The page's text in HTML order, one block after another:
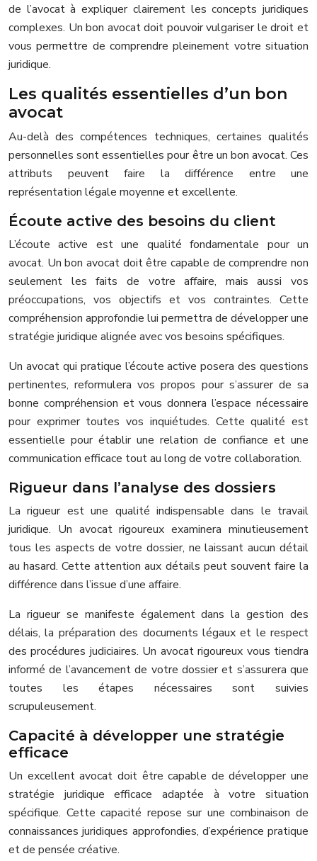
de l’avocat à expliquer clairement les concepts juridiques
complexes. Un bon avocat doit pouvoir vulgariser le droit et
vous permettre de comprendre pleinement votre situation
juridique.
Les qualités essentielles d’un bon
avocat
Au-delà des compétences techniques, certaines qualités
personnelles sont essentielles pour être un bon avocat. Ces
attributs peuvent faire la différence entre une
représentation légale moyenne et excellente.
Écoute active des besoins du client
L’écoute active est une qualité fondamentale pour un
avocat. Un bon avocat doit être capable de comprendre non
seulement les faits de votre affaire, mais aussi vos
préoccupations, vos objectifs et vos contraintes. Cette
compréhension approfondie lui permettra de développer une
stratégie juridique alignée avec vos besoins spécifiques.
Un avocat qui pratique l’écoute active posera des questions
pertinentes, reformulera vos propos pour s’assurer de sa
bonne compréhension et vous donnera l’espace nécessaire
pour exprimer toutes vos inquiétudes. Cette qualité est
essentielle pour établir une relation de confiance et une
communication efficace tout au long de votre collaboration.
Rigueur dans l’analyse des dossiers
La rigueur est une qualité indispensable dans le travail
juridique. Un avocat rigoureux examinera minutieusement
tous les aspects de votre dossier, ne laissant aucun détail
au hasard. Cette attention aux détails peut souvent faire la
différence dans l’issue d’une affaire.
La rigueur se manifeste également dans la gestion des
délais, la préparation des documents légaux et le respect
des procédures judiciaires. Un avocat rigoureux vous tiendra
informé de l’avancement de votre dossier et s’assurera que
toutes les étapes nécessaires sont suivies
scrupuleusement.
Capacité à développer une stratégie
efficace
Un excellent avocat doit être capable de développer une
stratégie juridique efficace adaptée à votre situation
spécifique. Cette capacité repose sur une combinaison de
connaissances juridiques approfondies, d’expérience pratique
et de pensée créative.